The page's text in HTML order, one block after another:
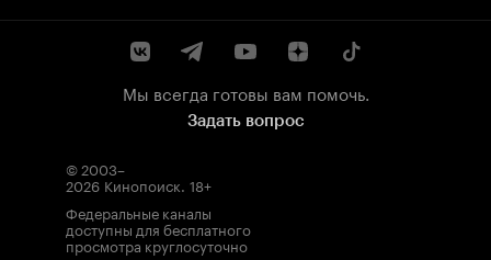
Мы всегда готовы вам помочь.
Задать вопрос
© 2003–
2026 Кинопоиск. 18+
Федеральные каналы
доступны для бесплатного
просмотра круглосуточно